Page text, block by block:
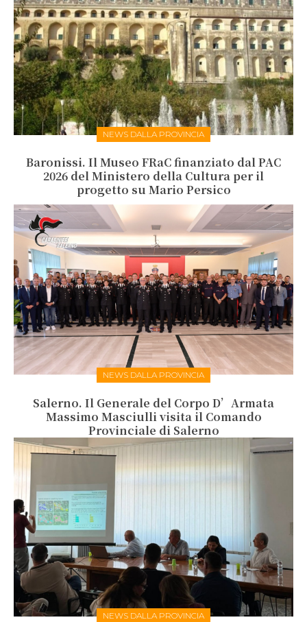
NEWS DALLA PROVINCIA
Baronissi. Il Museo FRaC finanziato dal PAC
2026 del Ministero della Cultura per il
progetto su Mario Persico
NEWS DALLA PROVINCIA
Salerno. Il Generale del Corpo D’Armata
Massimo Masciulli visita il Comando
Provinciale di Salerno
NEWS DALLA PROVINCIA